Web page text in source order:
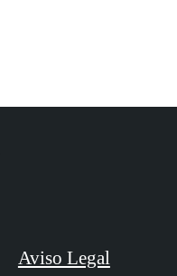
Aviso Legal